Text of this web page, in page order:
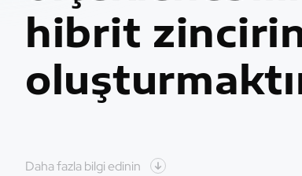
hibrit
Daha fazla bilgi edinin